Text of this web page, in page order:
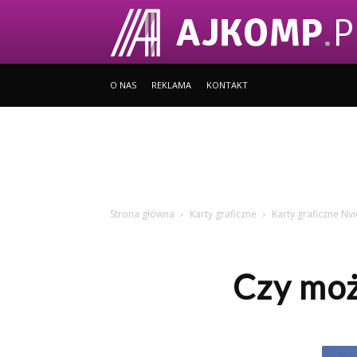
O NAS REKLAMA KONTAKT
Strona główna Karty graficzne Karty graficzne
Czy